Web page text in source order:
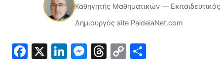
Καθηγητής Μαθηματικών —
Δημιουργός site PaideiaNet.com
Facebook
X LinkedIn
Messenger
Threads
Copy